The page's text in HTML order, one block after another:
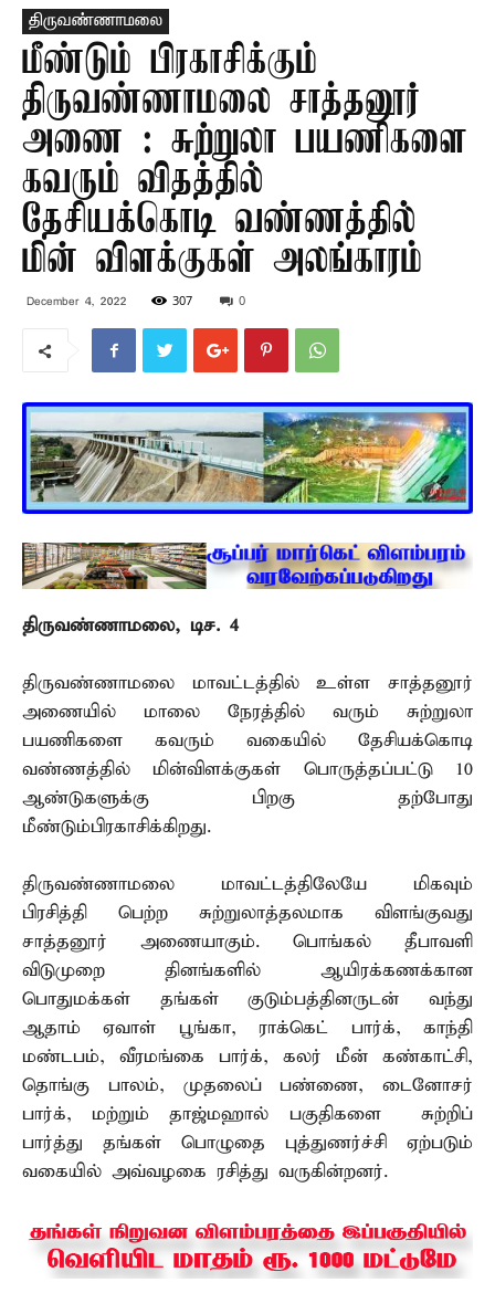
திருவண்ணாமலை
மீண்டும் பிரகாசிக்கும்
திருவண்ணாமலை சாத்தனூர்
அணை : சுற்றுலா பயணிகளை
கவரும் விதத்தில்
தேசியக்கொடி வண்ணத்தில்
மின் விளக்குகள் அலங்காரம்
December 4, 2022 307 0
திருவண்ணாமலை, டிச. 4 –
திருவண்ணாமலை மாவட்டத்தில் உள்ள சாத்தனூர்
அணையில் மாலை நேரத்தில் வரும் சுற்றுலா
பயணிகளை கவரும் வகையில் தேசியக்கொடி
வண்ணத்தில் மின்விளக்குகள் பொருத்தப்பட்டு 10
ஆண்டுகளுக்கு பிறகு தற்போது
மீண்டும்பிரகாசிக்கிறது.
திருவண்ணாமலை மாவட்டத்திலேயே மிகவும்
பிரசித்தி பெற்ற சுற்றுலாத்தலமாக விளங்குவது
சாத்தனூர் அணையாகும். பொங்கல் தீபாவளி
விடுமுறை தினங்களில் ஆயிரக்கணக்கான
பொதுமக்கள் தங்கள் குடும்பத்தினருடன் வந்து
ஆதாம் ஏவாள் பூங்கா, ராக்கெட் பார்க், காந்தி
மண்டபம், வீரமங்கை பார்க், கலர் மீன் கண்காட்சி,
தொங்கு பாலம், முதலைப் பண்ணை, டைனோசர்
பார்க், மற்றும் தாஜ்மஹால் பகுதிகளை சுற்றிப்
பார்த்து தங்கள் பொழுதை புத்துணர்ச்சி ஏற்படும்
வகையில் அவ்வழகை ரசித்து வருகின்றனர்.